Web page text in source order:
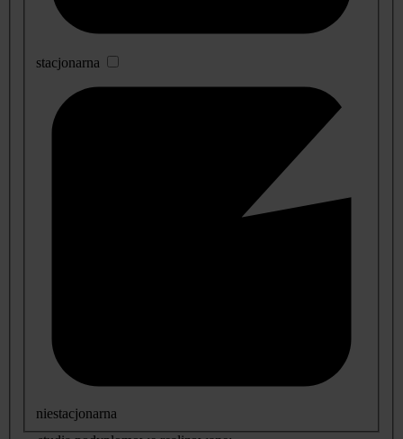
stacjonarna
niestacjonarna